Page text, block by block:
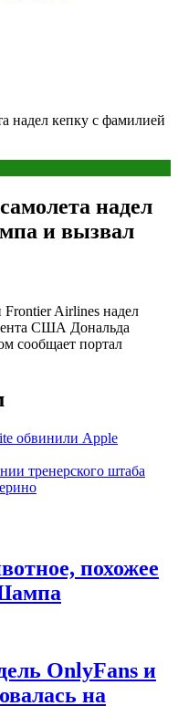
надел кепку с фамилией
надел
и вызвал
Airlines надел
США Дональда
сообщает портал
обвинили Apple
тренерского штаба
похожее
OnlyFans и
на